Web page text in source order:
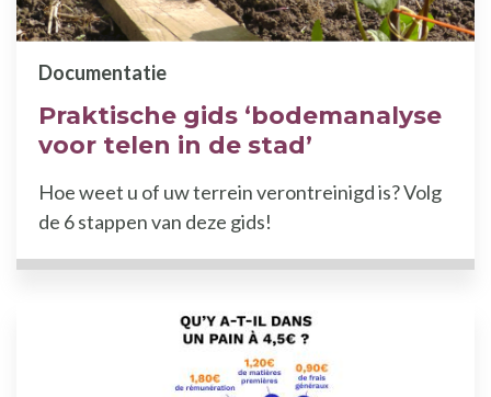
Praktische gids ‘bodemanalyse
voor telen in de stad’
Documentatie
Hoe weet u of uw terrein verontreinigd is? Volg
de 6 stappen van deze gids!